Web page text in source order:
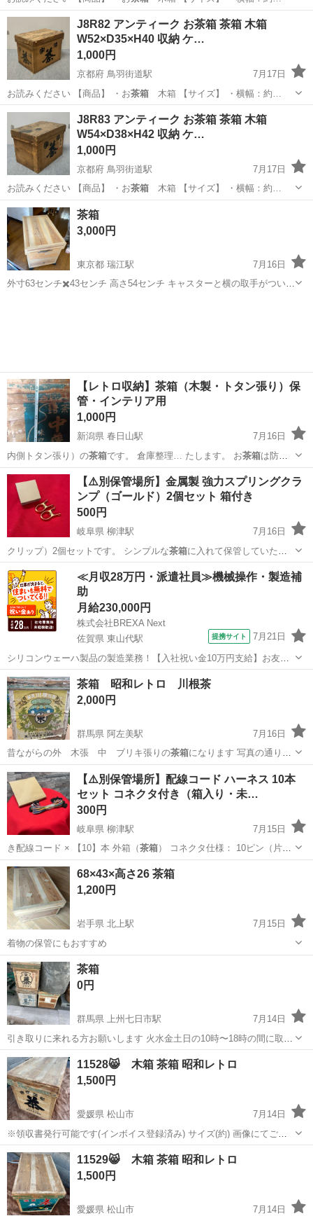
京都 京都市 その他 木箱
J8R82 アンティーク お茶箱 茶箱 木箱
W52×D35×H40 収納 ケ…
1,000円
京都府 鳥羽街道駅
7月17日
お読みください 【商品】 ・お茶箱 木箱 【サイズ】 ・横幅：約…
京都 京都市 その他 木箱
J8R83 アンティーク お茶箱 茶箱 木箱
W54×D38×H42 収納 ケ…
1,000円
京都府 鳥羽街道駅
7月17日
お読みください 【商品】 ・お茶箱 木箱 【サイズ】 ・横幅：約…
京都 京都市 鳥羽街道駅
茶箱
3,000円
東京都 瑞江駅
7月16日
外寸63センチ✖️43センチ 高さ54センチ キャスターと横の取手がついて
【レトロ収納】茶箱（木製・トタン張り）保
管・インテリア用
1,000円
新潟県 春日山駅
7月16日
内側トタン張り）の茶箱 です。 倉庫整理… たします。 ​お茶箱は防湿
性・防虫・防…
新潟 上越市 春日山駅 調理器具
【⚠️別保管場所】金属製 強力スプリングクラ
ンプ（ゴールド）2個セット 箱付き
500円
岐阜県 柳津駅
7月16日
クリップ）2個セットです。 シンプルな茶箱に入れて保管していたた
め、状態は非常に…
岐阜 岐阜市 柳津駅 洗濯用品
≪月収28万円・派遣社員≫機械操作・製造補
助
月給230,000円
株式会社BREXA Next
佐賀県 東山代駅
提携サイト 7月21日
シリコンウェーハ製品の製造業務！【入社祝い金10万円支給】お友達
やカップルとの応募OK◎年間休日129日＆休出なしでプライベート充
実♪業務はクリーンルームで快適作業◎自社正社員登用制度あり★1食
300円～の格安食堂あり！《佐...
佐賀 伊万里市 東山代駅 その他
茶箱 昭和レトロ 川根茶
2,000円
群馬県 阿左美駅
7月16日
昔ながらの外 木張 中 ブリキ張りの茶箱になります 写真の通り、
状態は決して良…
群馬 みどり市 阿左美駅 その他
【⚠️別保管場所】配線コード ハーネス 10本
セット コネクタ付き（箱入り・未…
300円
岐阜県 柳津駅
7月15日
き配線コード × 【10】本 外箱（茶箱） コネクタ仕様： 10ピン（片側
コ…
岐阜 岐阜市 柳津駅 その他
68×43×高さ26 茶箱
1,200円
岩手県 北上駅
7月15日
着物の保管にもおすすめ
岩手 北上市 北上駅
茶箱
0円
群馬県 上州七日市駅
7月14日
引き取りに来れる方お願いします 火水金土日の10時〜18時の間に取引
可能です。 写真２枚目の店舗に声をかけてください。 写真３枚目の駐
車場に停めてください
群馬 富岡市 上州七日市駅 インテリア雑貨/小物
11528😸 木箱 茶箱 昭和レトロ
1,500円
愛媛県 松山市
7月14日
※領収書発行可能です(インボイス登録済み) サイズ(約) 画像にてご確
認お願いします。 キズ・汚れ・剥がれなどございます。 状態など、現
物を見てご判断ください。 購入希望の方は、初回のメッセージで最短
のお引き取り可能日時...
愛媛 松山市 収納家具 民家
11529😸 木箱 茶箱 昭和レトロ
1,500円
愛媛県 松山市 7月14日